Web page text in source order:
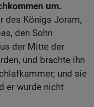
um.
des Königs Joram,
den Sohn
der Mitte der
und brachte ihn
und sie
er wurde nicht